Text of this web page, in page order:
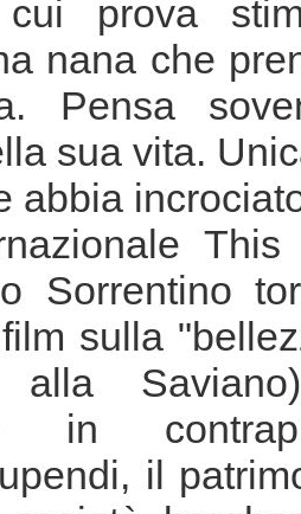
cui prova
nana che
Pensa
sua vita.
abbia
Sorrentino
sulla
alla
in
il